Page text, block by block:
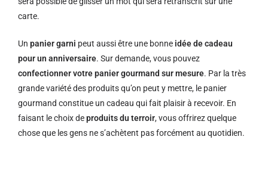
carte.
Un panier garni peut aussi être une bonne idée de cadeau
pour un anniversaire. Sur demande, vous pouvez
confectionner votre panier gourmand sur mesure. Par la très
grande variété des produits qu’on peut y mettre, le panier
gourmand constitue un cadeau qui fait plaisir à recevoir. En
faisant le choix deproduits du terroir, vous offrirez quelque
chose que les gens ne s’achètent pas forcément au quotidien.